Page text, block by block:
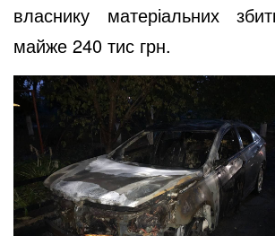
власнику матеріальних
майже 240 тис грн.